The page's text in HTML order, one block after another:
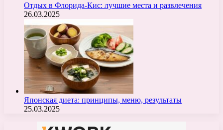
Отдых в Флорида-Кис: лучшие места и развлечения
26.03.2025
Японская диета: принципы, меню, результаты
25.03.2025